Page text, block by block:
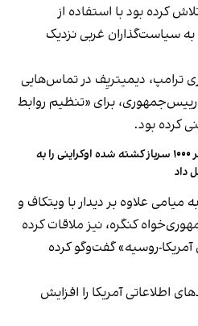
کرده بود با استفاده از
سیاست‌گذاران غربی نزدیک
ترامپ، دیمیتریِف در تماس‌هایی
رییس‌جمهوری، برای «تنظیم روابط
کرده بود.
روسیه پیکر ۱۰۰۰ سرباز کشته شده اوکراینی را به
داد
علاوه بر دیدار با ویتکاف و
کنگره، نیز ملاقات کرده
آمریکا-روسیه» گفت‌وگو کرده
اطلاعاتی آمریکا را افزایش